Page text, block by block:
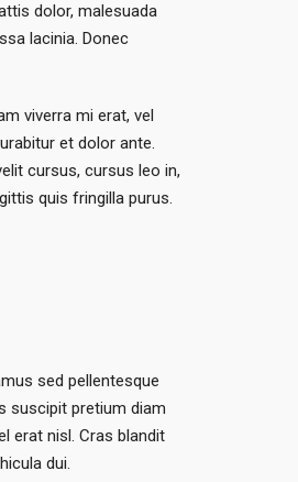
dolor, malesuada
lacinia. Donec
viverra mi erat, vel
et dolor ante.
cursus, cursus leo in,
quis fringilla purus.
sed pellentesque
suscipit pretium diam
erat nisl. Cras blandit
dui.